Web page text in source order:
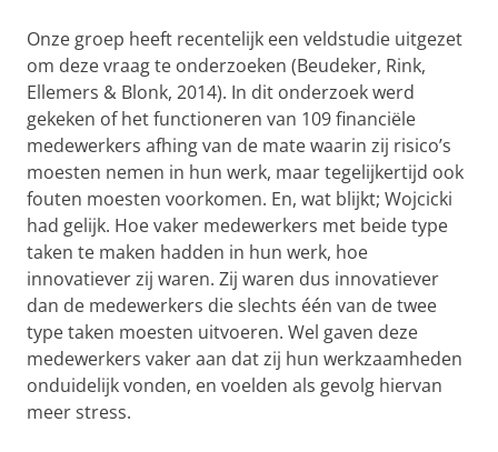
Onze groep heeft recentelijk een veldstudie uitgezet
om deze vraag te onderzoeken (Beudeker, Rink,
Ellemers & Blonk, 2014). In dit onderzoek werd
gekeken of het functioneren van 109 financiële
medewerkers afhing van de mate waarin zij risico’s
moesten nemen in hun werk, maar tegelijkertijd ook
fouten moesten voorkomen. En, wat blijkt; Wojcicki
had gelijk. Hoe vaker medewerkers met beide type
taken te maken hadden in hun werk, hoe
innovatiever zij waren. Zij waren dus innovatiever
dan de medewerkers die slechts één van de twee
type taken moesten uitvoeren. Wel gaven deze
medewerkers vaker aan dat zij hun werkzaamheden
onduidelijk vonden, en voelden als gevolg hiervan
meer stress.